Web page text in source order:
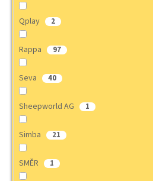
Qplay 2
Rappa 97
Seva 40
Sheepworld AG 1
Simba 21
SMĚR 1